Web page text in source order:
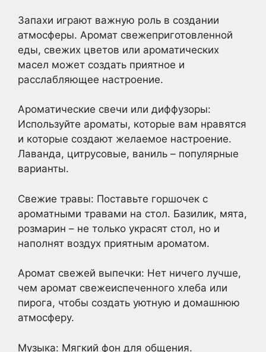
Запахи играют важную роль в создании
атмосферы. Аромат свежеприготовленной
еды, свежих цветов или ароматических
масел может создать приятное и
расслабляющее настроение.
Ароматические свечи или диффузоры:
Используйте ароматы, которые вам нравятся
и которые создают желаемое настроение.
Лаванда, цитрусовые, ваниль – популярные
варианты.
Свежие травы: Поставьте горшочек с
ароматными травами на стол. Базилик, мята,
розмарин – не только украсят стол, но и
наполнят воздух приятным ароматом.
Аромат свежей выпечки: Нет ничего лучше,
чем аромат свежеиспеченного хлеба или
пирога, чтобы создать уютную и домашнюю
атмосферу.
Музыка: Мягкий фон для общения.